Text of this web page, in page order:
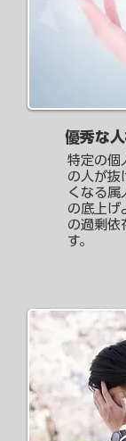
優秀な
特定の個
の人が抜
くなる属
の底上げ
の過剰依
す。